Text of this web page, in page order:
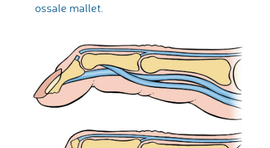
ossale mallet.